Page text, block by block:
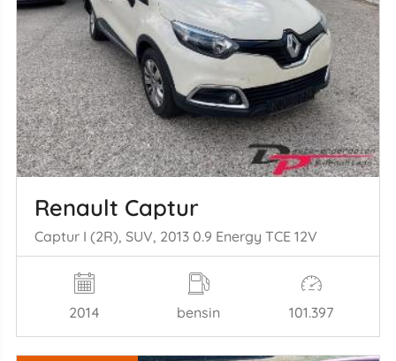
Renault Captur
Captur I (2R), SUV, 2013 0.9 Energy TCE 12V
2014 bensin 101.397